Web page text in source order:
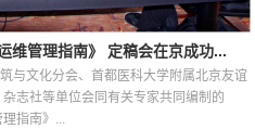
维管理指南》 定稿会在京成功...
与文化分会、首都医科大学附属北京友谊
志社等单位会同有关专家共同编制的
理指南》...